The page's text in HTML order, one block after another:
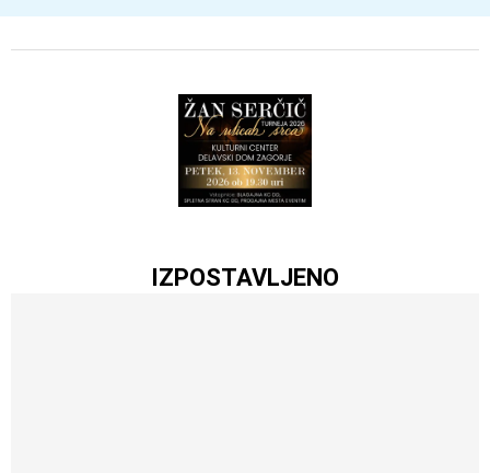
IZPOSTAVLJENO